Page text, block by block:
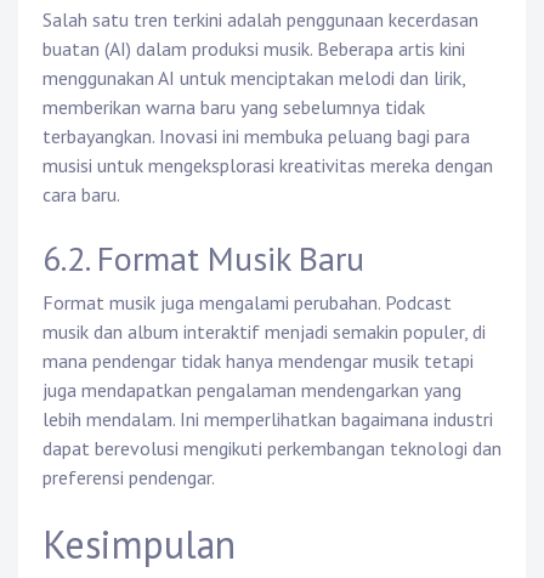
Salah satu tren terkini adalah penggunaan kecerdasan
buatan (AI) dalam produksi musik. Beberapa artis kini
menggunakan AI untuk menciptakan melodi dan lirik,
memberikan warna baru yang sebelumnya tidak
terbayangkan. Inovasi ini membuka peluang bagi para
musisi untuk mengeksplorasi kreativitas mereka dengan
cara baru.
6.2. Format Musik Baru
Format musik juga mengalami perubahan. Podcast
musik dan album interaktif menjadi semakin populer, di
mana pendengar tidak hanya mendengar musik tetapi
juga mendapatkan pengalaman mendengarkan yang
lebih mendalam. Ini memperlihatkan bagaimana industri
dapat berevolusi mengikuti perkembangan teknologi dan
preferensi pendengar.
Kesimpulan